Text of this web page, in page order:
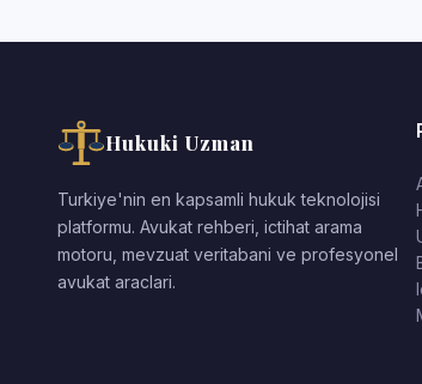
Hukuki Uzman
Turkiye'nin en kapsamli hukuk teknolojisi
platformu. Avukat rehberi, ictihat arama
motoru, mevzuat veritabani ve profesyonel
avukat araclari.